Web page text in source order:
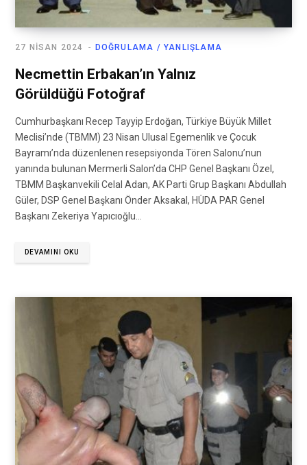
DOĞRULAMA / YANLIŞLAMA
27 NISAN 2024
Necmettin Erbakan’ın Yalnız
Görüldüğü Fotoğraf
Cumhurbaşkanı Recep Tayyip Erdoğan, Türkiye Büyük Millet
Meclisi’nde (TBMM) 23 Nisan Ulusal Egemenlik ve Çocuk
Bayramı’nda düzenlenen resepsiyonda Tören Salonu’nun
yanında bulunan Mermerli Salon’da CHP Genel Başkanı Özel,
TBMM Başkanvekili Celal Adan, AK Parti Grup Başkanı Abdullah
Güler, DSP Genel Başkanı Önder Aksakal, HÜDA PAR Genel
Başkanı Zekeriya Yapıcıoğlu…
DEVAMINI OKU